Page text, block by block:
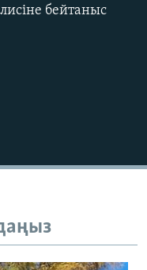
бейтаныс